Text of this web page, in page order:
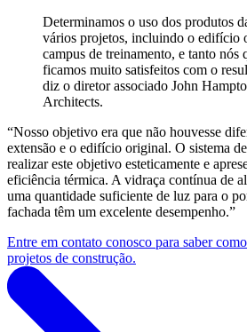
Determinamos o uso dos produtos
vários projetos, incluindo o edifício
campus de treinamento, e tanto nós
ficamos muito satisfeitos com o
diz o diretor associado John
Architects.
“Nosso objetivo era que não houvesse
extensão e o edifício original. O sistema
realizar este objetivo esteticamente e
eficiência térmica. A vidraça contínua de
uma quantidade suficiente de luz para o
fachada têm um excelente desempenho.”
Entre em contato conosco para saber
projetos de construção.